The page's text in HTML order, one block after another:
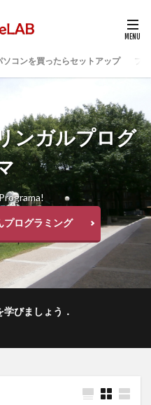
ソコンを買ったらセットアップ プ
ンガルプログ
プログラミング
びましょう．
Visual Studio Code
LAN
れがいい
選ぶ
マルチリンガル
ンドタッチ PC選択